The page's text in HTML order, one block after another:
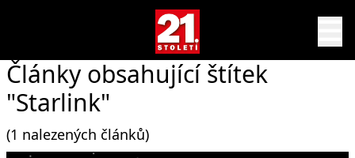
Články obsahující štítek
"Starlink"
(1 nalezených článků)